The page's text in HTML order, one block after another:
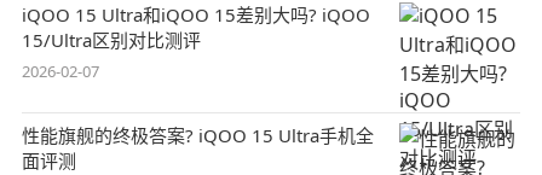
iQOO 15 Ultra和iQOO 15差别大吗? iQOO
15/Ultra区别对比测评
2026-02-07
性能旗舰的终极答案? iQOO 15 Ultra手机全
面评测